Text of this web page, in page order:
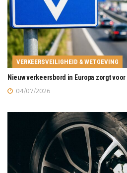
VERKEERSVEILIGHEID & WETGEVING
Nieuw verkeersbord in Europa zorgt
04/07/2026